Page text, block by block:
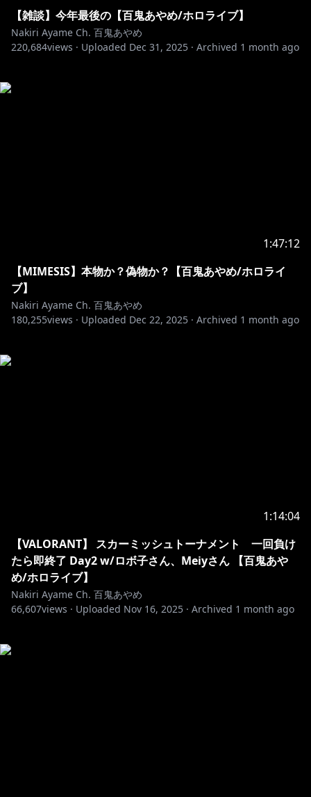
【雑談】今年最後の【百鬼あやめ/ホロライブ】
Nakiri Ayame Ch. 百鬼あやめ
220,684views · Uploaded Dec 31, 2025 · Archived 1 month ago
1:47:12
【MIMESIS】本物か？偽物か？【百鬼あやめ/ホロライ
ブ】
Nakiri Ayame Ch. 百鬼あやめ
180,255views · Uploaded Dec 22, 2025 · Archived 1 month ago
1:14:04
【VALORANT】 スカーミッシュトーナメント 一回負け
たら即終了 Day2 w/ロボ子さん、Meiyさん 【百鬼あや
め/ホロライブ】
Nakiri Ayame Ch. 百鬼あやめ
66,607views · Uploaded Nov 16, 2025 · Archived 1 month ago